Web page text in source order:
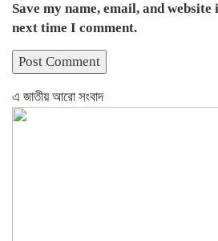
Save my name, email, and
next time I comment.
এ জাতীয় আরো সংবাদ